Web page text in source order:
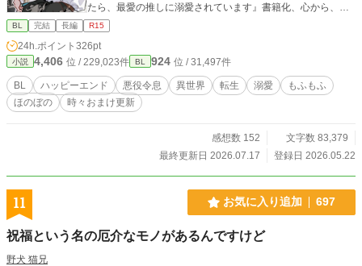
たら、最愛の推しに溺愛されています』書籍化、心から、あ
りがとうございます！
BL 完結 長編 R15
24h.ポイント 326pt
小説 4,406 位 / 229,023件 BL 924 位 / 31,497件
BL ハッピーエンド 悪役令息 異世界 転生 溺愛
もふもふ
ほのぼの
時々おまけ更新
感想数 152
文字数 83,379
最終更新日 2026.07.17
登録日 2026.05.22
11 お気に入り追加 697
祝福という名の厄介なモノがあるんですけど
野犬 猫兄